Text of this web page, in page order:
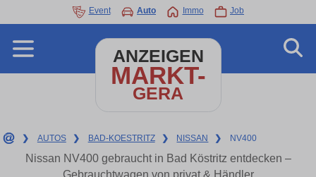
Event Auto Immo Job
ANZEIGEN
MARKT-
GERA
❯ AUTOS ❯ BAD-KOESTRITZ ❯ NISSAN ❯ NV400
Nissan NV400 gebraucht in Bad Köstritz entdecken –
Gebrauchtwagen von privat & Händler